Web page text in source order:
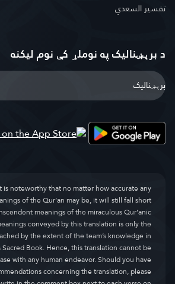
تفسير السعدي
د برېښنالیک په نوملړ کې نوم لیکنه
is noteworthy that no matter how accurate any
of the Qur’an may be, it will still fall short
meanings of the miraculous Qur’anic
conveyed by this translation is only the
by the extent of the team’s knowledge in
Book. Hence, this translation cannot be
with any human endeavor. Should you have
concerning the translation, please